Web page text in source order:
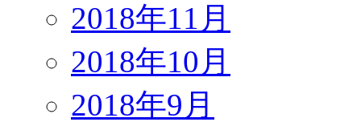
2018年11月
2018年10月
2018年9月